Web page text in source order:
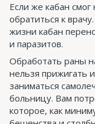
Если же кабан
обратиться к
жизни кабан
и паразитов.
Обработать раны
нельзя прижигать
заниматься
больницу. Вам
которое, как